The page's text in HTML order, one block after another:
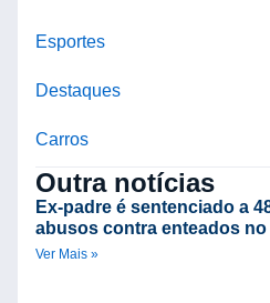
Esportes
Destaques
Carros
Outra notícias
Ex-padre é sentenciado a
abusos contra enteados
Ver Mais »